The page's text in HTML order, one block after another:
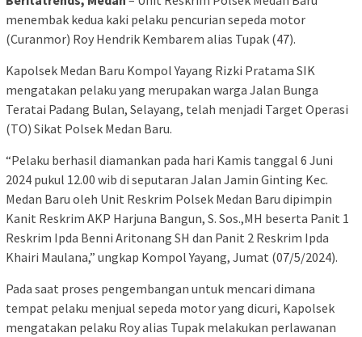
menembak kedua kaki pelaku pencurian sepeda motor
(Curanmor) Roy Hendrik Kembarem alias Tupak (47).
Kapolsek Medan Baru Kompol Yayang Rizki Pratama SIK
mengatakan pelaku yang merupakan warga Jalan Bunga
Teratai Padang Bulan, Selayang, telah menjadi Target Operasi
(TO) Sikat Polsek Medan Baru.
“Pelaku berhasil diamankan pada hari Kamis tanggal 6 Juni
2024 pukul 12.00 wib di seputaran Jalan Jamin Ginting Kec.
Medan Baru oleh Unit Reskrim Polsek Medan Baru dipimpin
Kanit Reskrim AKP Harjuna Bangun, S. Sos.,MH beserta Panit 1
Reskrim Ipda Benni Aritonang SH dan Panit 2 Reskrim Ipda
Khairi Maulana,” ungkap Kompol Yayang, Jumat (07/5/2024).
Pada saat proses pengembangan untuk mencari dimana
tempat pelaku menjual sepeda motor yang dicuri, Kapolsek
mengatakan pelaku Roy alias Tupak melakukan perlawanan